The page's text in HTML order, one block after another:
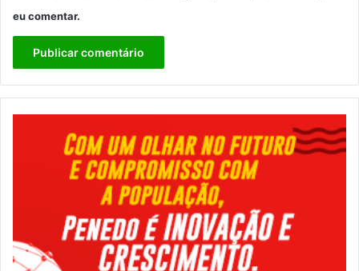
eu comentar.